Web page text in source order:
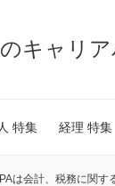
キャリア
特集 経理 特集
は会計、税務に関す